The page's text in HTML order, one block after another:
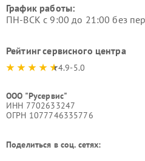
График работы:
ПН-ВСК с 9:00 до 21:00 без
Рейтинг сервисного центра
4.9-5.0
ООО "Русервис"
ИНН 7702633247
ОГРН 1077746335776
Поделиться в соц. сетях: